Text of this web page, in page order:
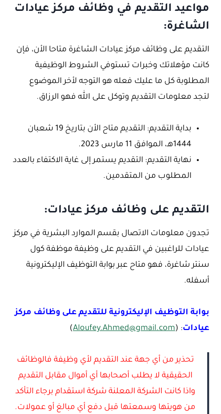
مواعيد التقديم في وظائف مركز عيادات
الشاغرة:
التقديم على وظائف مركز عيادات الشاغرة متاحا الأن، فإن
كانت مؤهلاتك وخبرات تستوفي الشروط الوظيفية
المطلوبة كل ما عليك فعله هو التوجه لأخر الموضوع
لتجد معلومات التقديم وتوكل على الله فهو الرزاق.
بداية التقديم: التقديم متاح الأن بتاريخ 19 شعبان
1444هـ، الموافق 11 مارس 2023.
نهاية التقديم: التقديم يستمر إلى غاية الاكتفاء بالعدد
المطلوب من المتقدمين.
التقديم على وظائف مركز عيادات:
تجدون معلومات الاتصال بقسم الموارد البشرية في مركز
عيادات للراغبين في التقديم على وظيفة موظفة كول
سنتر شاغرة، فهو متاح عبر بوابة التوظيف الإليكترونية
أسفله.
بوابة التوظيف الإليكترونية للتقديم على وظائف مركز
عيادات: (
Aloufey.Ahmed@gmail.com
)
تحذير من أي جهة عند التقديم لأي وظيفة فالوظائف
الحقيقية لا يطلب أصحابها أي أموال مقابل التقديم
واذا كانت الشركة المعلنة شركة استقدام برجاء التأكد
من هويتها وسمعتها قبل دفع أي مبالغ أو عمولات.